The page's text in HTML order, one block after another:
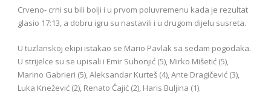
Crveno- crni su bili bolji i u prvom poluvremenu kada je rezultat
glasio 17:13, a dobru igru su nastavili i u drugom dijelu susreta.
U tuzlanskoj ekipi istakao se Mario Pavlak sa sedam pogodaka.
U strijelce su se upisali i Emir Suhonjić (5), Mirko Mišetić (5),
Marino Gabrieri (5), Aleksandar Kurteš (4), Ante Dragičević (3),
Luka Knežević (2), Renato Čajić (2), Haris Buljina (1).